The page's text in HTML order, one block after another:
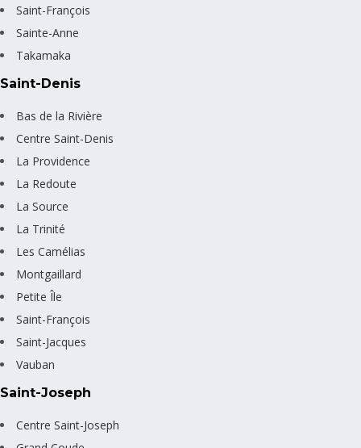
Saint-François
Sainte-Anne
Takamaka
Saint-Denis
Bas de la Rivière
Centre Saint-Denis
La Providence
La Redoute
La Source
La Trinité
Les Camélias
Montgaillard
Petite Île
Saint-François
Saint-Jacques
Vauban
Saint-Joseph
Centre Saint-Joseph